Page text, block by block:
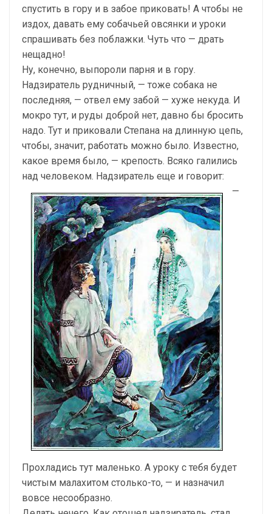
спустить в гору и в забое приковать! А чтобы не
издох, давать ему собачьей овсянки и уроки
спрашивать без поблажки. Чуть что — драть
нещадно!
Ну, конечно, выпороли парня и в гору.
Надзиратель рудничный, — тоже собака не
последняя, — отвел ему забой — хуже некуда. И
мокро тут, и руды доброй нет, давно бы бросить
надо. Тут и приковали Степана на длинную цепь,
чтобы, значит, работать можно было. Известно,
какое время было, — крепость. Всяко галились
над человеком. Надзиратель еще и говорит:
—
Прохладись тут маленько. А уроку с тебя будет
чистым малахитом столько-то, — и назначил
вовсе несообразно.